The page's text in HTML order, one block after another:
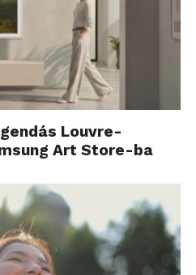
Louvre-
Art Store-ba